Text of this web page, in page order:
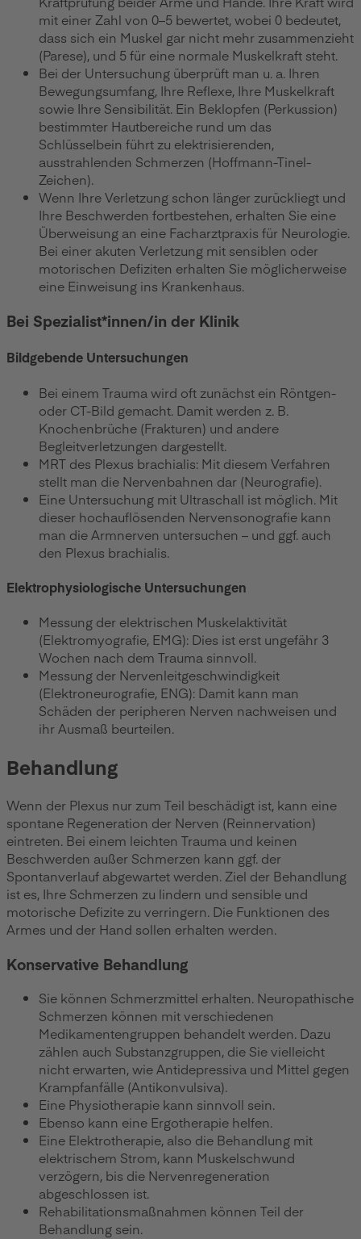
mit einer Zahl von 0–5 bewertet, wobei 0 bedeutet,
dass sich ein Muskel gar nicht mehr zusammenzieht
(Parese), und 5 für eine normale Muskelkraft steht.
Bei der Untersuchung überprüft man u. a. Ihren
Bewegungsumfang, Ihre Reflexe, Ihre Muskelkraft
sowie Ihre Sensibilität. Ein Beklopfen (Perkussion)
bestimmter Hautbereiche rund um das
Schlüsselbein führt zu elektrisierenden,
ausstrahlenden Schmerzen (Hoffmann-Tinel-
Zeichen).
Wenn Ihre Verletzung schon länger zurückliegt und
Ihre Beschwerden fortbestehen, erhalten Sie eine
Überweisung an eine Facharztpraxis für Neurologie.
Bei einer akuten Verletzung mit sensiblen oder
motorischen Defiziten erhalten Sie möglicherweise
eine Einweisung ins Krankenhaus.
Bei Spezialist*innen/in der Klinik
Bildgebende Untersuchungen
Bei einem Trauma wird oft zunächst ein Röntgen-
oder CT-Bild gemacht. Damit werden z. B.
Knochenbrüche (Frakturen) und andere
Begleitverletzungen dargestellt.
MRT des Plexus brachialis: Mit diesem Verfahren
stellt man die Nervenbahnen dar (Neurografie).
Eine Untersuchung mit Ultraschall ist möglich. Mit
dieser hochauflösenden Nervensonografie kann
man die Armnerven untersuchen – und ggf. auch
den Plexus brachialis.
Elektrophysiologische Untersuchungen
Messung der elektrischen Muskelaktivität
(Elektromyografie, EMG): Dies ist erst ungefähr 3
Wochen nach dem Trauma sinnvoll.
Messung der Nervenleitgeschwindigkeit
(Elektroneurografie, ENG): Damit kann man
Schäden der peripheren Nerven nachweisen und
ihr Ausmaß beurteilen.
Behandlung
Wenn der Plexus nur zum Teil beschädigt ist, kann eine
spontane Regeneration der Nerven (Reinnervation)
eintreten. Bei einem leichten Trauma und keinen
Beschwerden außer Schmerzen kann ggf. der
Spontanverlauf abgewartet werden. Ziel der Behandlung
ist es, Ihre Schmerzen zu lindern und sensible und
motorische Defizite zu verringern. Die Funktionen des
Armes und der Hand sollen erhalten werden.
Konservative Behandlung
Sie können Schmerzmittel erhalten. Neuropathische
Schmerzen können mit verschiedenen
Medikamentengruppen behandelt werden. Dazu
zählen auch Substanzgruppen, die Sie vielleicht
nicht erwarten, wie Antidepressiva und Mittel gegen
Krampfanfälle (Antikonvulsiva).
Eine Physiotherapie kann sinnvoll sein.
Ebenso kann eine Ergotherapie helfen.
Eine Elektrotherapie, also die Behandlung mit
elektrischem Strom, kann Muskelschwund
verzögern, bis die Nervenregeneration
abgeschlossen ist.
Rehabilitationsmaßnahmen können Teil der
Behandlung sein.